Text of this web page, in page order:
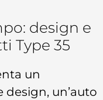
design e
Type 35
un
un’auto